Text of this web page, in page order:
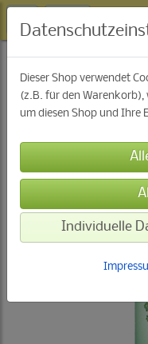
Baumwesen Essenzen
Dieser Shop verwendet
(z.B. für den Warenkorb),
um diesen Shop und Ihre
Individuelle